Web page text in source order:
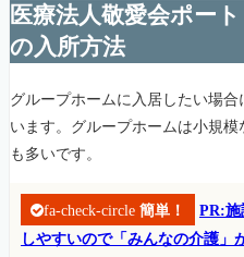
医療法人敬愛会ポー
の入所方法
グループホームに入居したい場
います。グループホームは小規
も多いです。
fa-check-circle 簡単！
PR:施
しやすいので「みんなの介護」